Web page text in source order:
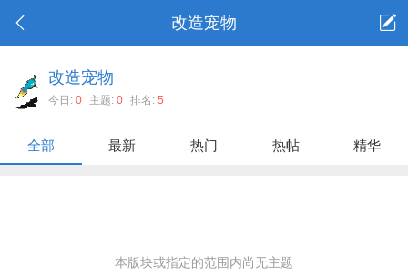
改造宠物
改造宠物
今日:0 主题:0 排名:5
全部 最新 热门 热帖 精华
本版块或指定的范围内尚无主题